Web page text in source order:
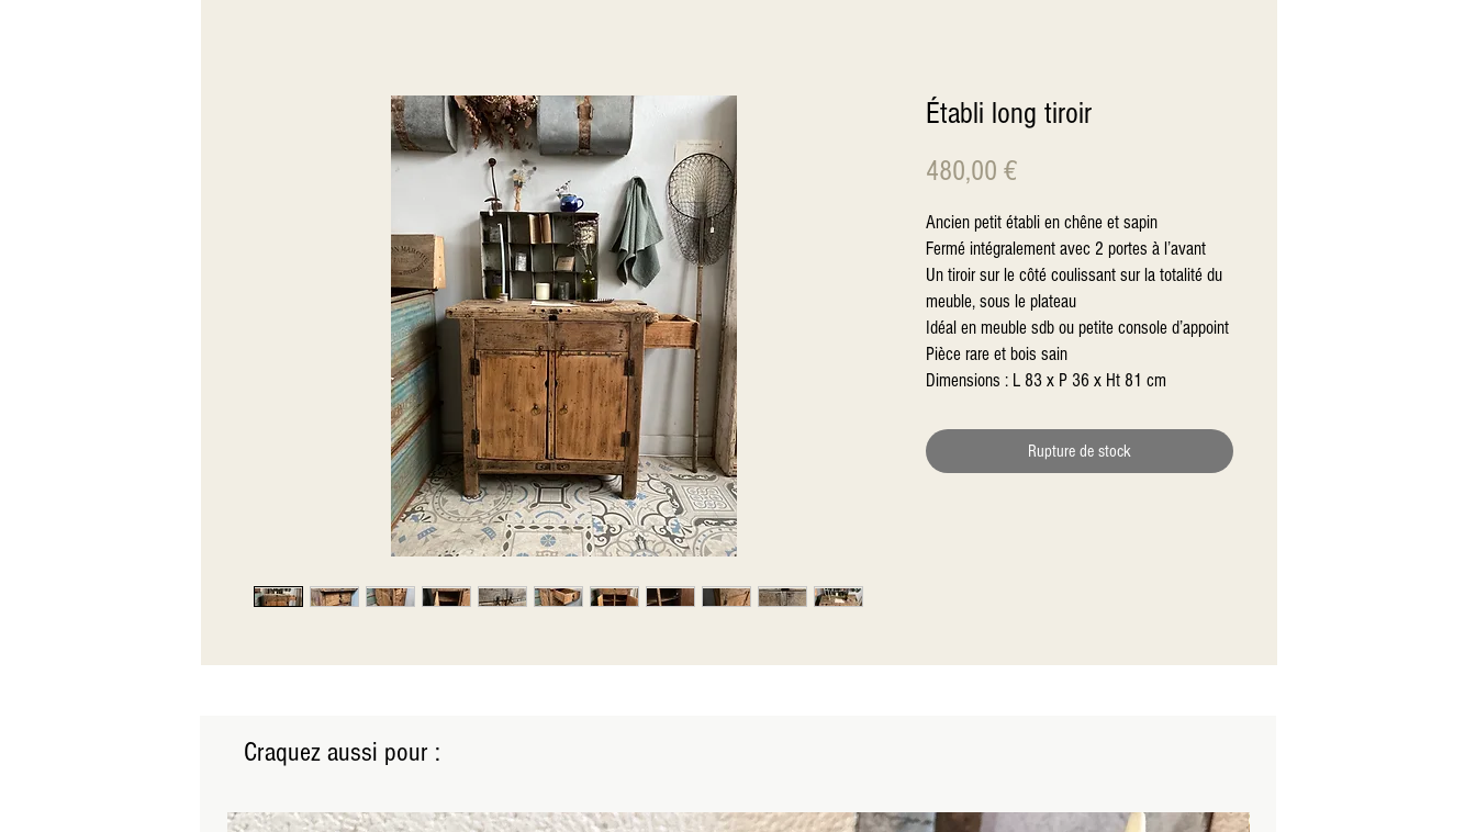
Établi long tiroir
480,00 €Prix
Ancien petit établi en chêne et sapin
Fermé intégralement avec 2 portes à l’avant
Un tiroir sur le côté coulissant sur la totalité du
meuble, sous le plateau
Idéal en meuble sdb ou petite console d’appoint
Pièce rare et bois sain
Dimensions : L 83 x P 36 x Ht 81 cm
Rupture de stock
Craquez aussi pour :